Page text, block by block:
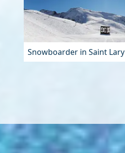
Snowboarder in Saint Lary